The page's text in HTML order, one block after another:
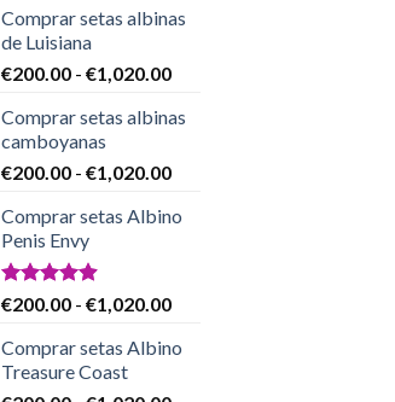
precios:
€200.00
€1,020.00
Comprar setas albinas
de Luisiana
€200.00 - €1,020.00Rango
precios:
€200.00
€1,020.00
Comprar setas albinas
camboyanas
€200.00 - €1,020.00Rango
precios:
hasta
Comprar setas Albino
Penis Envy
Valorado
de 5
€200.00 - €1,020.00Rango
precios:
Comprar setas Albino
Treasure Coast